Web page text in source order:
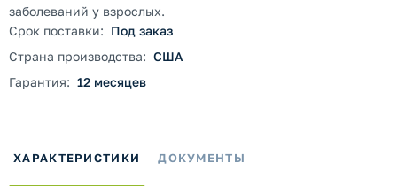
заболеваний у взрослых.
Срок поставки: Под заказ
Страна производства: США
Гарантия: 12 месяцев
ХАРАКТЕРИСТИКИ ДОКУМЕНТЫ